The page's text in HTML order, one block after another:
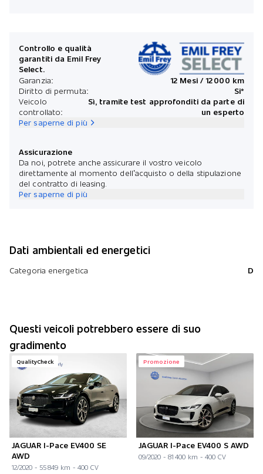
Controllo e qualità
garantiti da Emil Frey
Select.
Garanzia:
12 Mesi / 12 000 km
Diritto di permuta:
Si*
Veicolo
controllato:
Sì, tramite test approfonditi da parte di
un esperto
Per saperne di più
Assicurazione
Da noi, potrete anche assicurare il vostro veicolo
direttamente al momento dell’acquisto o della stipulazione
del contratto di leasing.
Per saperne di più
Dati ambientali ed energetici
Categoria energetica D
Questi veicoli potrebbero essere di suo
gradimento
QualityCheck
JAGUAR I-Pace EV400 SE
AWD
12/2020 - 55 849 km - 400 CV
Promozione
JAGUAR I-Pace EV400 S AWD
09/2020 - 81 400 km - 400 CV